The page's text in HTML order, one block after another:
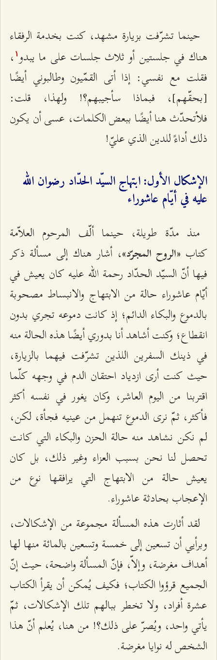
حينما تشرّفت بزيارة مشهد، كنت بخدمة الرفقاء
هناك في جلستين أو ثلاث جلسات على ما يبدو ۱ ،
فقلت مع نفسي: إذا أتى القمّيون وطالبوني أيضًا
[بحقّهم]، فبماذا سأجيبهم؟! ولهذا، قلت:
فلأتحدّث هنا أيضًا ببعض الكلمات، عسى أن يكون
ذلك أداءً للدين الذي عليّ!
الإشكال الأول: ابتهاج السيّد الحدّاد رضوان الله
عليه في أيّام عاشوراء
منذ مدّة طويلة، حينما ألّف المرحوم العلاّمة
كتاب «الروح المجرّد»، أشار هناك إلى مسألة ذكر
فيها أنّ السيّد الحدّاد رحمة الله عليه كان يعيش في
أيّام عاشوراء حالة من الابتهاج والانبساط مصحوبة
بالدموع والبكاء الدائم؛ إذ كانت دموعه تجري بدون
انقطاع؛ وكنت أشاهد أنا بدوري أيضًا هذه الحالة منه
في ذينك السفرين اللذين تشرّفت فيهما بالزيارة،
حيث كنت أرى ازدياد احتقان الدم في وجهه كلّما
اقتربنا من اليوم العاشر، وكان يغور في نفسه أكثر
فأكثر، ثمّ نرى الدموع تنهمل من عينيه فجأة، لكن،
لم نكن نشاهد منه حالة الحزن والبكاء التي كانت
تحصل لنا نحن بسبب العزاء وغير ذلك، بل كان
يعيش حالة من الابتهاج التي يرافقها نوع من
الإعجاب بحادثة عاشوراء.
لقد أثارت هذه المسألة مجموعة من الإشكالات،
وبرأيي أن تسعين إلى خمسة وتسعين بالمائة منها لها
أهداف مغرضة، وإلاّ، فإنّ المسألة واضحة، حيث إنّ
الجميع قرؤوا الكتاب؛ فكيف يُمكن أن يقرأ الكتاب
عشرة أفراد، ولا تخطر ببالهم تلك الإشكالات، ثمّ
يأتي واحد، ويُصرّ على ذلك؟! من هنا، يُعلم أنّ هذا
الشخص له نوايا مغرضة.